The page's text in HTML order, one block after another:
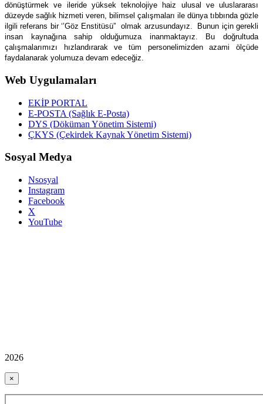
dönüştürmek ve ileride yüksek teknolojiye haiz ulusal ve uluslararası
düzeyde sağlık hizmeti veren, bilimsel çalışmaları ile dünya tıbbında gözle
ilgili referans bir ‘’Göz Enstitüsü” olmak arzusundayız. Bunun için gerekli
insan kaynağına sahip olduğumuza inanmaktayız. Bu doğrultuda
çalışmalarımızı hızlandırarak ve tüm personelimizden azami ölçüde
faydalanarak yolumuza devam edeceğiz.
Web Uygulamaları
EKİP PORTAL
E-POSTA (Sağlık E-Posta)
DYS (Döküman Yönetim Sistemi)
ÇKYS (Çekirdek Kaynak Yönetim Sistemi)
Sosyal Medya
Nsosyal
Instagram
Facebook
X
YouTube
2026
×